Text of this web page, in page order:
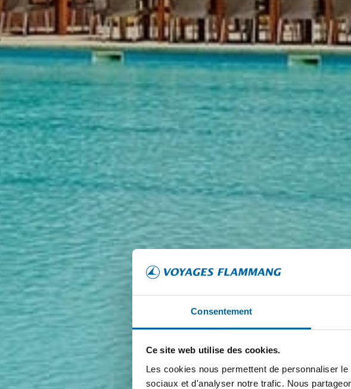
Consentement
Ce site web utilise des cookies.
Les cookies nous permettent de personnaliser
sociaux et d'analyser notre trafic. Nous